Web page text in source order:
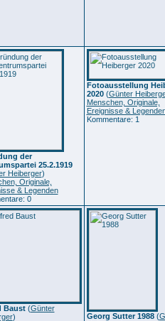
der
25.2.1919
Heiberger)
Originale,
& Legenden
0
Fotoausstellung
2020(Günter
Menschen, Originale,
Ereignisse &
Kommentare: 1
Baust(Günter
)
Georg Sutter 1988(